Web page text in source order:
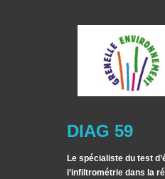
DIAG 59
Le spécialiste du test
l’infiltrométrie dans la